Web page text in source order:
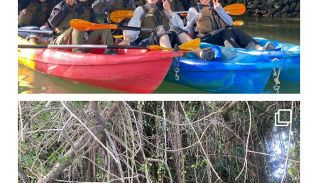
11月となり沖縄も寒くなってきましたが まだまだ沖縄は半袖です
この時期は、修学旅行